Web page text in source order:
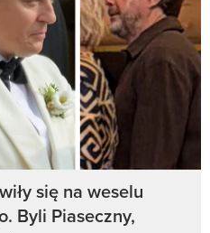
się na weselu
Byli Piaseczny,